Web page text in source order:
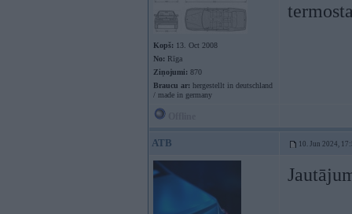
Kopš: 13. Oct 2008
No: Rīga
Ziņojumi: 870
Braucu ar: hergestellt in deutschland
/ made in germany
ATB 10. Jun 2024,